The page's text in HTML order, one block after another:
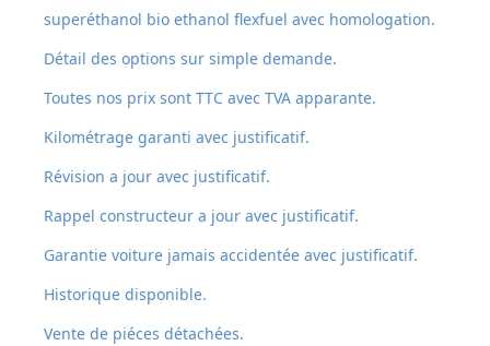
superéthanol bio ethanol flexfuel avec homologation.
Détail des options sur simple demande.
Toutes nos prix sont TTC avec TVA apparante.
Kilométrage garanti avec justificatif.
Révision a jour avec justificatif.
Rappel constructeur a jour avec justificatif.
Garantie voiture jamais accidentée avec justificatif.
Historique disponible.
Vente de piéces détachées.